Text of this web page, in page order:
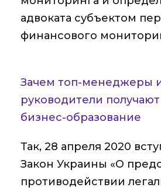
адвоката субъектом
финансового
Зачем топ-менеджеры
руководители
бизнес-образование
Так, 28 апреля 2020
Закон Украины «О
противодействии